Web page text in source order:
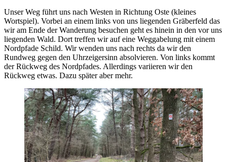
Unser Weg führt uns nach Westen in Richtung Oste (kleines
Wortspiel). Vorbei an einem links von uns liegenden Gräberfeld das
wir am Ende der Wanderung besuchen geht es hinein in den vor uns
liegenden Wald. Dort treffen wir auf eine Weggabelung mit einem
Nordpfade Schild. Wir wenden uns nach rechts da wir den
Rundweg gegen den Uhrzeigersinn absolvieren. Von links kommt
der Rückweg des Nordpfades. Allerdings variieren wir den
Rückweg etwas. Dazu später aber mehr.